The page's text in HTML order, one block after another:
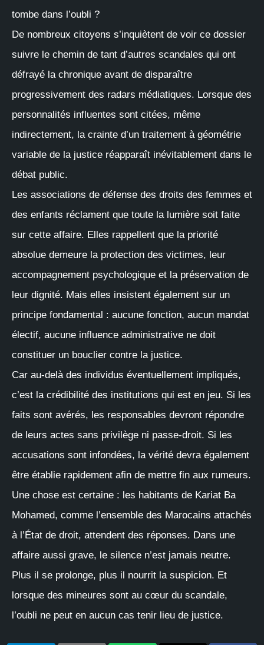
tombe dans l’oubli ?
De nombreux citoyens s’inquiètent de voir ce dossier
suivre le chemin de tant d’autres scandales qui ont
défrayé la chronique avant de disparaître
progressivement des radars médiatiques. Lorsque des
personnalités influentes sont citées, même
indirectement, la crainte d’un traitement à géométrie
variable de la justice réapparaît inévitablement dans le
débat public.
Les associations de défense des droits des femmes et
des enfants réclament que toute la lumière soit faite
sur cette affaire. Elles rappellent que la priorité
absolue demeure la protection des victimes, leur
accompagnement psychologique et la préservation de
leur dignité. Mais elles insistent également sur un
principe fondamental : aucune fonction, aucun mandat
électif, aucune influence administrative ne doit
constituer un bouclier contre la justice.
Car au-delà des individus éventuellement impliqués,
c’est la crédibilité des institutions qui est en jeu. Si les
faits sont avérés, les responsables devront répondre
de leurs actes sans privilège ni passe-droit. Si les
accusations sont infondées, la vérité devra également
être établie rapidement afin de mettre fin aux rumeurs.
Une chose est certaine : les habitants de Kariat Ba
Mohamed, comme l’ensemble des Marocains attachés
à l’État de droit, attendent des réponses. Dans une
affaire aussi grave, le silence n’est jamais neutre.
Plus il se prolonge, plus il nourrit la suspicion. Et
lorsque des mineures sont au cœur du scandale,
l’oubli ne peut en aucun cas tenir lieu de justice.